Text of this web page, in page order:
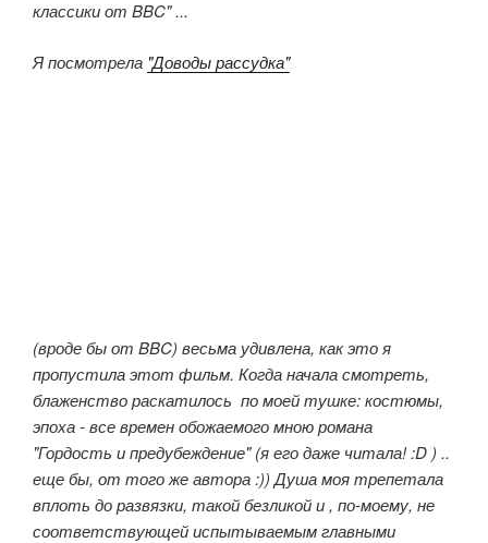
классики от BBC" ...
Я посмотрела "Доводы рассудка"
(вроде бы от BBC) весьма удивлена, как это я
пропустила этот фильм. Когда начала смотреть,
блаженство раскатилось по моей тушке: костюмы,
эпоха - все времен обожаемого мною романа
"Гордость и предубеждение" (я его даже читала! :D ) ..
еще бы, от того же автора :)) Душа моя трепетала
вплоть до развязки, такой безликой и , по-моему, не
соответствующей испытываемым главными